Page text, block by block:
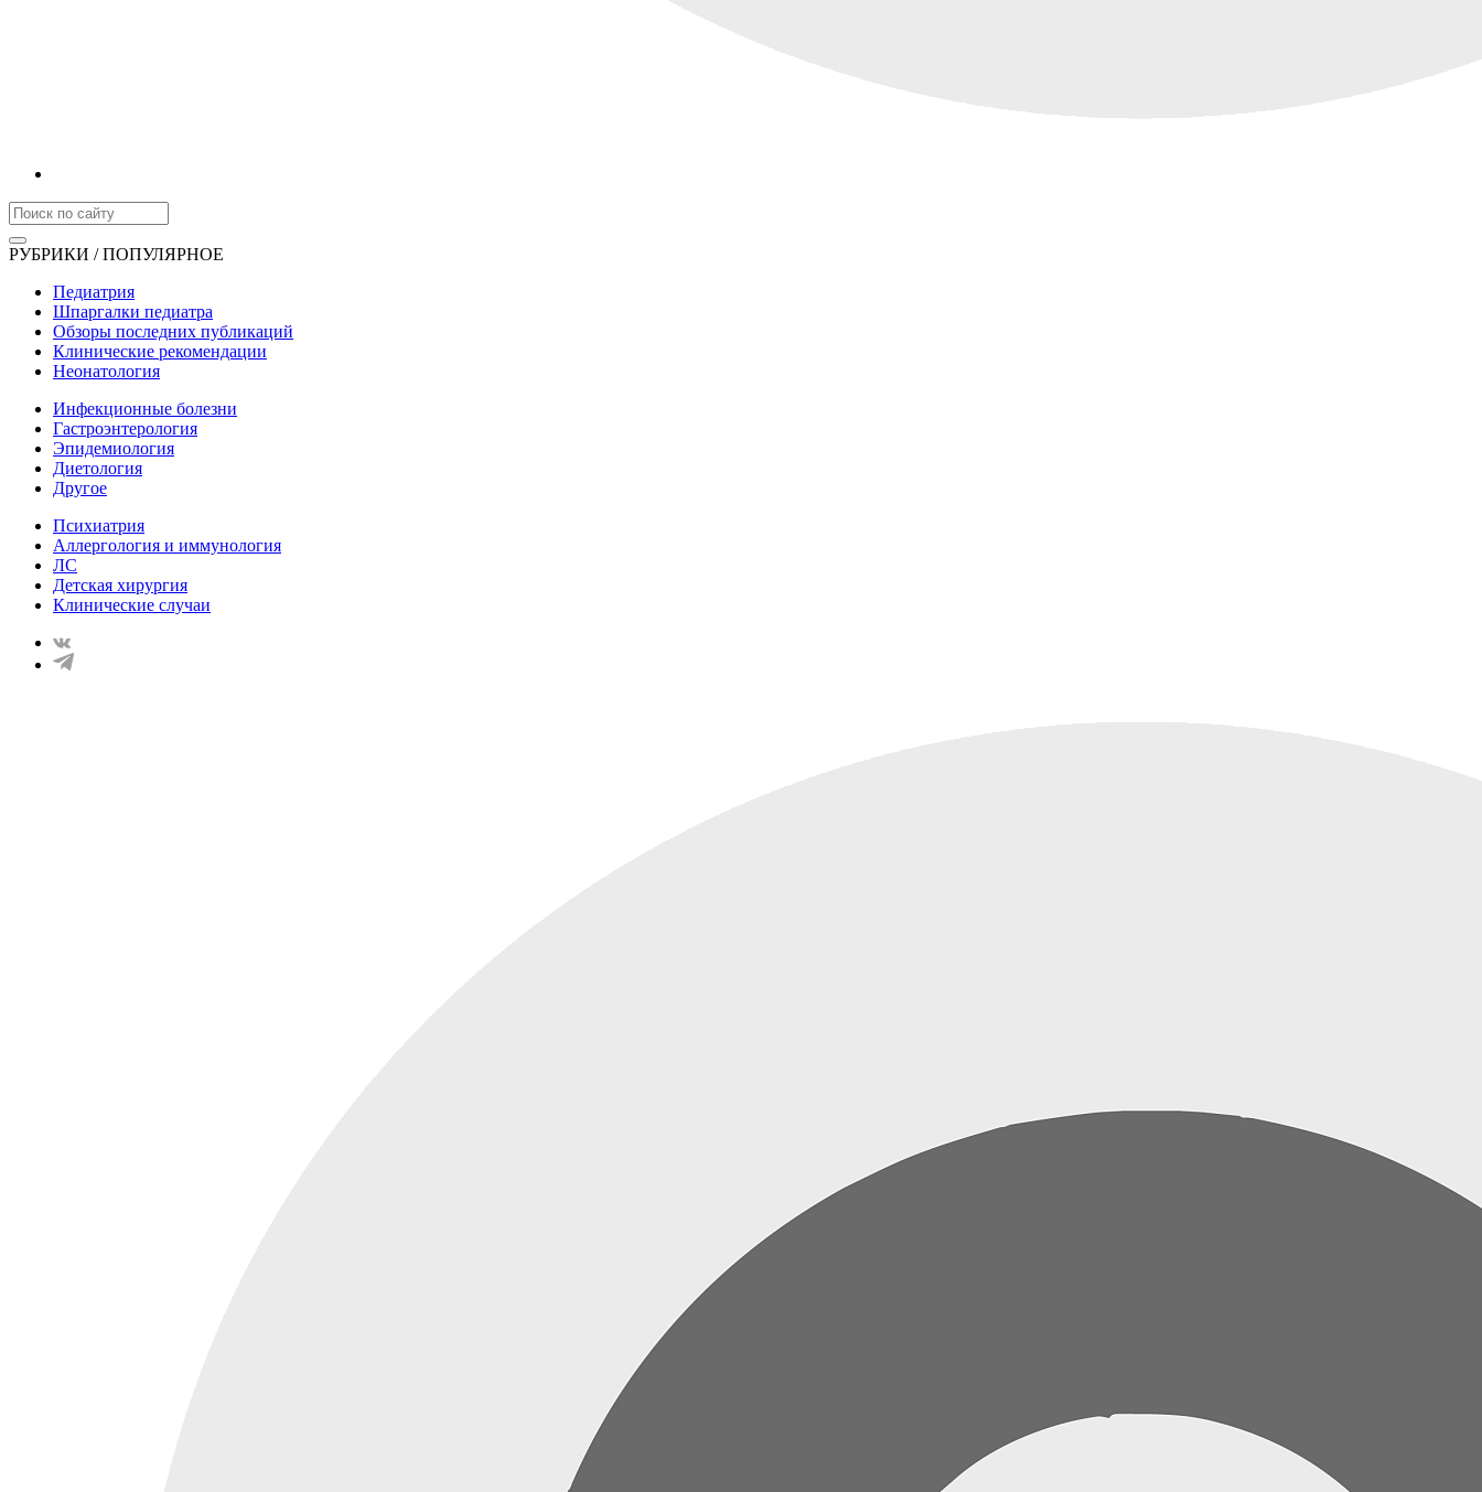
РУБРИКИ / ПОПУЛЯРНОЕ
Педиатрия
Шпаргалки педиатра
Обзоры последних публикаций
Клинические рекомендации
Неонатология
Инфекционные болезни
Гастроэнтерология
Эпидемиология
Диетология
Другое
Психиатрия
Аллергология и иммунология
ЛС
Детская хирургия
Клинические случаи